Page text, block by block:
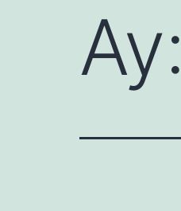
Ay: